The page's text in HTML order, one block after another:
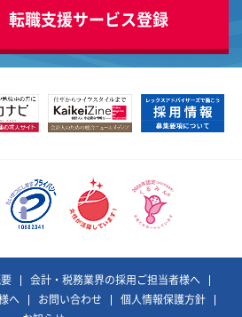
転職支援サービス登録
会計・税務業界の採用ご担当者様へ
へ
お問い合わせ
個人情報保護方針